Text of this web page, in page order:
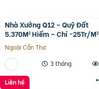
Nhà Xưởng Q12 – Quỹ Đất
5.370M² Hiếm – Chỉ ~25Tr/M²
Ngoài Cần Thơ
3 tháng
Liên hệ